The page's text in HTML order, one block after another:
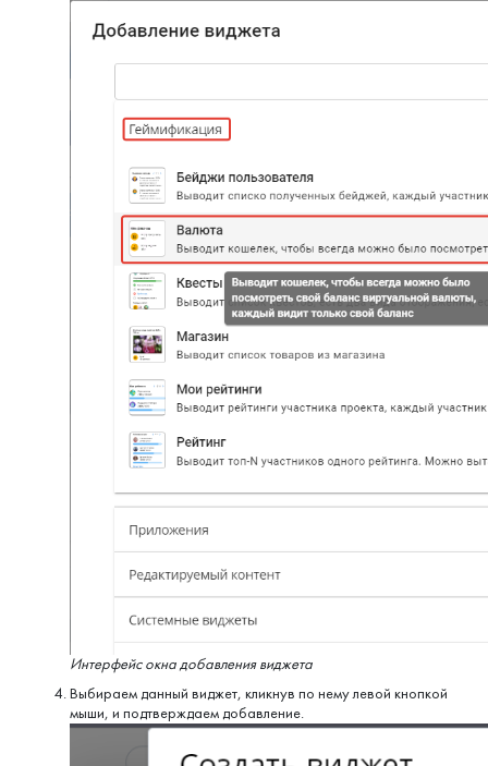
Интерфейс окна добавления виджета
Выбираем данный виджет, кликнув по нему левой кнопкой
мыши, и подтверждаем добавление.